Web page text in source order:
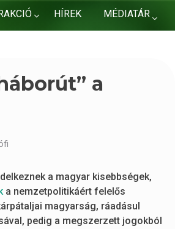
HÍREK MÉDIATÁR
a
a magyar kisebbségek,
a nemzetpolitikáért felelős
magyarság, ráadásul
pedig a megszerzett jogokból